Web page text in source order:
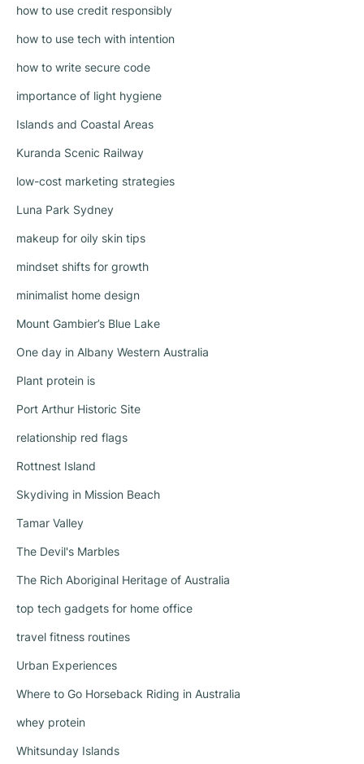
how to use credit responsibly
how to use tech with intention
how to write secure code
importance of light hygiene
Islands and Coastal Areas
Kuranda Scenic Railway
low-cost marketing strategies
Luna Park Sydney
makeup for oily skin tips
mindset shifts for growth
minimalist home design
Mount Gambier’s Blue Lake
One day in Albany Western Australia
Plant protein is
Port Arthur Historic Site
relationship red flags
Rottnest Island
Skydiving in Mission Beach
Tamar Valley
The Devil's Marbles
The Rich Aboriginal Heritage of Australia
top tech gadgets for home office
travel fitness routines
Urban Experiences
Where to Go Horseback Riding in Australia
whey protein
Whitsunday Islands